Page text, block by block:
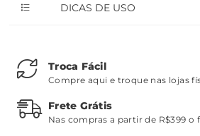
DICAS DE USO
Troca Fácil
Compre aqui e troque nas lojas
Frete Grátis
Nas compras a partir de R$399 o